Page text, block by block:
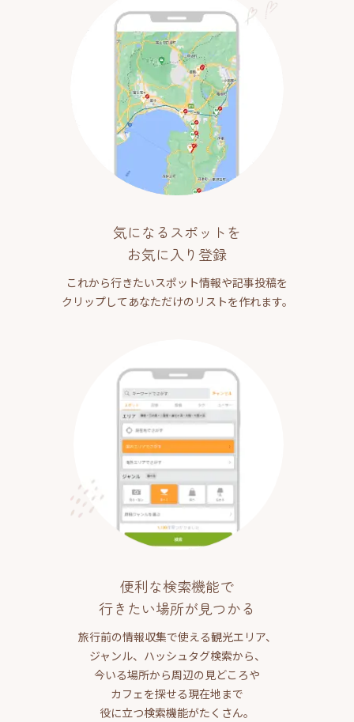
気になるスポットを
お気に入り登録
これから行きたいスポット情報や記事投稿を
クリップしてあなただけのリストを作れます。
便利な検索機能で
行きたい場所が見つかる
旅行前の情報収集で使える観光エリア、
ジャンル、ハッシュタグ検索から、
今いる場所から周辺の見どころや
カフェを探せる現在地まで
役に立つ検索機能がたくさん。